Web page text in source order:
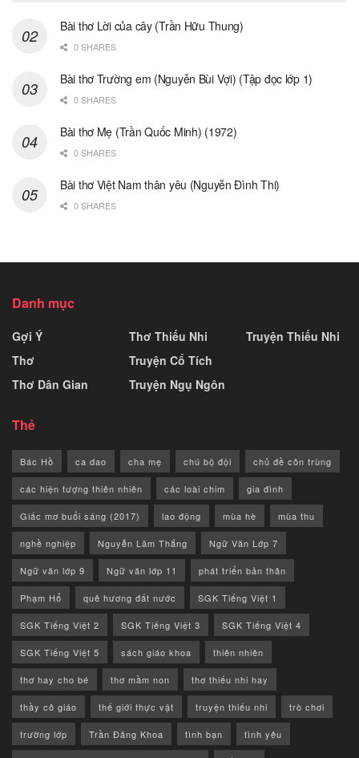
Bài thơ Lời của cây (Trần Hữu Thung)
0 SHARES
Bài thơ Trường em (Nguyễn Bùi Vợi) (Tập đọc lớp 1)
0 SHARES
Bài thơ Mẹ (Trần Quốc Minh) (1972)
0 SHARES
Bài thơ Việt Nam thân yêu (Nguyễn Đình Thi)
0 SHARES
Danh mục
Gợi Ý
Thơ
Thơ Dân Gian
Thơ Thiếu Nhi
Truyện Cổ Tích
Truyện Ngụ Ngôn
Truyện Thiếu Nhi
Thẻ
Bác Hồ ca dao cha mẹ chú bộ đội chủ đề côn trùng
các hiện tượng thiên nhiên các loài chim gia đình
Giấc mơ buổi sáng (2017) lao động mùa hè mùa thu
nghề nghiệp Nguyễn Lãm Thắng Ngữ Văn Lớp 7
Ngữ văn lớp 9 Ngữ văn lớp 11 phát triển bản thân
Phạm Hổ quê hương đất nước SGK Tiếng Việt 1
SGK Tiếng Việt 2 SGK Tiếng Việt 3 SGK Tiếng Việt 4
SGK Tiếng Việt 5 sách giáo khoa thiên nhiên
thơ hay cho bé thơ mầm non thơ thiếu nhi hay
thầy cô giáo thế giới thực vật truyện thiếu nhi trò chơi
trường lớp Trần Đăng Khoa tình bạn tình yêu